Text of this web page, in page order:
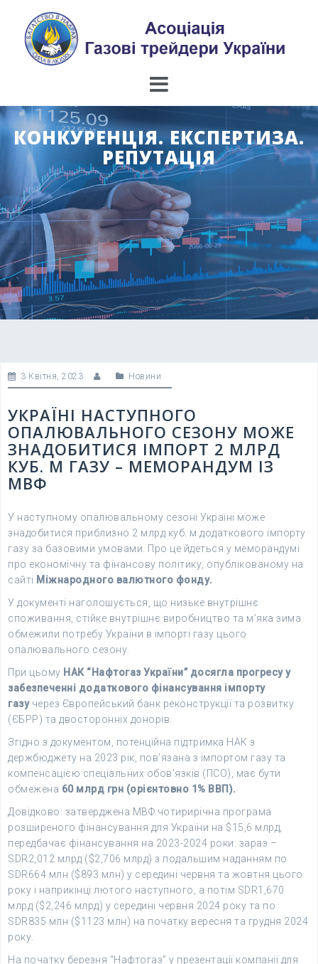
content
КОНКУРЕНЦІЯ. ЕКСПЕРТИЗА.
РЕПУТАЦІЯ
3 Квітня, 2023 Новини
УКРАЇНІ НАСТУПНОГО
ОПАЛЮВАЛЬНОГО СЕЗОНУ МОЖЕ
ЗНАДОБИТИСЯ ІМПОРТ 2 МЛРД
КУБ. М ГАЗУ – МЕМОРАНДУМ ІЗ
МВФ
У наступному опалювальному сезоні Україні може
знадобитися приблизно 2 млрд куб. м додаткового імпорту
газу за базовими умовами. Про це йдеться у меморандумі
про економічну та фінансову політику, опублікованому на
сайті Міжнародного валютного фонду.
У документі наголошується, що низьке внутрішнє
споживання, стійке внутрішнє виробництво та м’яка зима
обмежили потребу України в імпорті газу цього
опалювального сезону.
При цьому НАК “Нафтогаз України” досягла прогресу у
забезпеченні додаткового фінансування імпорту
газучерез Європейський банк реконструкції та розвитку
(ЄБРР) та двосторонніх донорів.
Згідно з документом, потенційна підтримка НАК з
держбюджету на 2023 рік, пов’язана з імпортом газу та
компенсацією спеціальних обов’язків (ПСО), має бути
обмежена 60 млрд грн (орієнтовно 1% ВВП).
Довідково: затверджена МВФ чотирирічна програма
розширеного фінансування для України на $15,6 млрд,
передбачає фінансування на 2023-2024 роки: зараз –
SDR2,012 млрд ($2,706 млрд) з подальшим наданням по
SDR664 млн ($893 млн) у середині червня та жовтня цього
року і наприкінці лютого наступного, а потім SDR1,670
млрд ($2,246 млрд) у середині червня 2024 року та по
SDR835 млн ($1123 млн) на початку вересня та грудня 2024
року.
На початку березня “Нафтогаз” у презентації компанії для